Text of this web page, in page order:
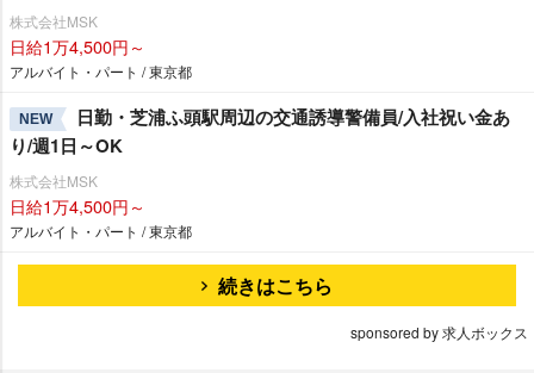
株式会社MSK
日給1万4,500円～
アルバイト・パート / 東京都
NEW
日勤・芝浦ふ頭駅周辺の交通誘導警備員/入社祝い金あ
り/週1日～OK
株式会社MSK
日給1万4,500円～
アルバイト・パート / 東京都
続きはこちら
sponsored by 求人ボックス